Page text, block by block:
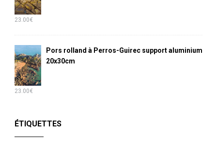
23.00€
Pors rolland à Perros-Guirec support aluminium
20x30cm
23.00€
ÉTIQUETTES